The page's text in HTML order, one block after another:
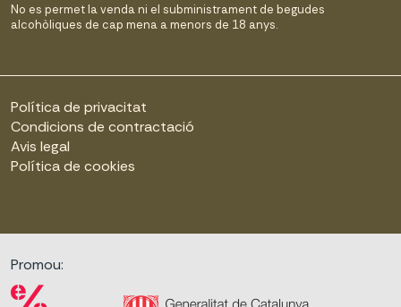
No es permet la venda ni el subministrament de begudes
alcohòliques de cap mena a menors de 18 anys.
Política de privacitat
Condicions de contractació
Avis legal
Política de cookies
Promou: